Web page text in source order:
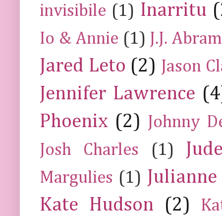
invisibile (1) Inarritu
Io & Annie (1) J.J.
Jared Leto (2) Jason
Jennifer Lawrence
Phoenix (2) Johnny
Josh Charles
(1)
Margulies (1)
Kate Hudson
(2)